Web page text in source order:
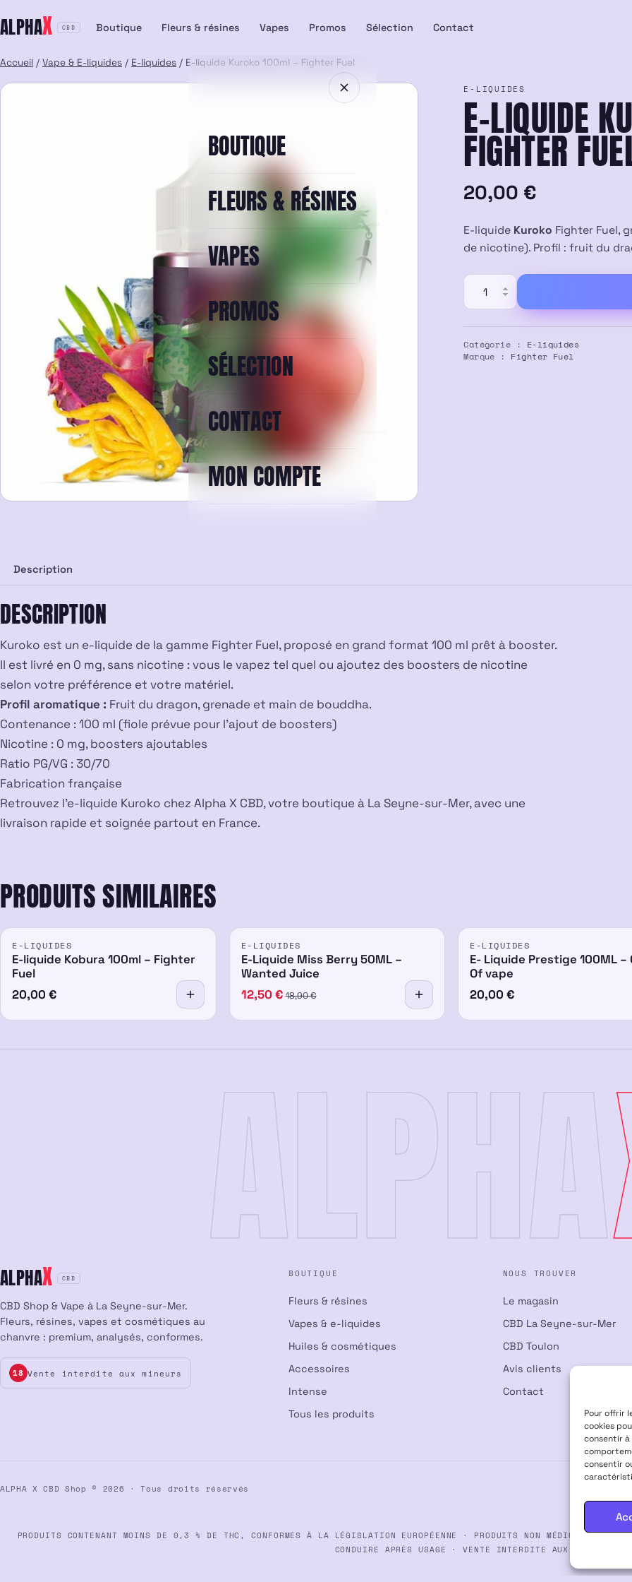
Pour offrir
cookies
consentir
consentir
au
ALPHAX CBD Boutique Fleurs & résines Vapes Promos Sélection Contact
BOUTIQUE
FLEURS & RÉSINES
VAPES
PROMOS
SÉLECTION
CONTACT
MON COMPTE
Accueil / Vape & E-liquides / E-liquides / E-liquide Kuroko 100ml – Fighter Fuel
E-LIQUIDES
E-LIQUIDE
FIGHTER
20,00 €
E-liquide Kuroko Fighter Fuel,
de nicotine). Profil : fruit du
quantité
de
Kuroko
Catégorie : E-liquides
Marque : Fighter Fuel
Description
DESCRIPTION
Kuroko est un e-liquide de la gamme Fighter Fuel, proposé en grand format 100 ml prêt à booster.
Il est livré en 0 mg, sans nicotine : vous le vapez tel quel ou ajoutez des boosters de nicotine
selon votre préférence et votre matériel.
Profil aromatique : Fruit du dragon, grenade et main de bouddha.
Contenance : 100 ml (fiole prévue pour l’ajout de boosters)
Nicotine : 0 mg, boosters ajoutables
Ratio PG/VG : 30/70
Fabrication française
Retrouvez l’e-liquide Kuroko chez Alpha X CBD, votre boutique à La Seyne-sur-Mer, avec une
livraison rapide et soignée partout en France.
PRODUITS SIMILAIRES
E-LIQUIDES
E-liquide Kobura 100ml – Fighter
Fuel
20,00 €
E-LIQUIDES
E-Liquide Miss Berry 50ML –
Wanted Juice
12,50 € 18,90€
E-LIQUIDES
E- Liquide Prestige 100ML –
Of vape
20,00 €
ALPHA
ALPHAX CBD
CBD Shop & Vape à La Seyne-sur-Mer.
Fleurs, résines, vapes et cosmétiques au
chanvre : premium, analysés, conformes.
18 Vente interdite aux mineurs
BOUTIQUE
Fleurs & résines
Vapes & e-liquides
Huiles & cosmétiques
Accessoires
Intense
Tous les produits
NOUS TROUVER
Le magasin
CBD La Seyne-sur-Mer
CBD Toulon
Avis clients
Contact
ALPHA X CBD Shop © 2026 · Tous droits réservés
PRODUITS CONTENANT MOINS DE 0,3 % DE THC, CONFORMES À LA LÉGISLATION EUROPÉENNE · PRODUITS NON
CONDUIRE APRÈS USAGE · VENTE INTERDITE AUX MINEURS